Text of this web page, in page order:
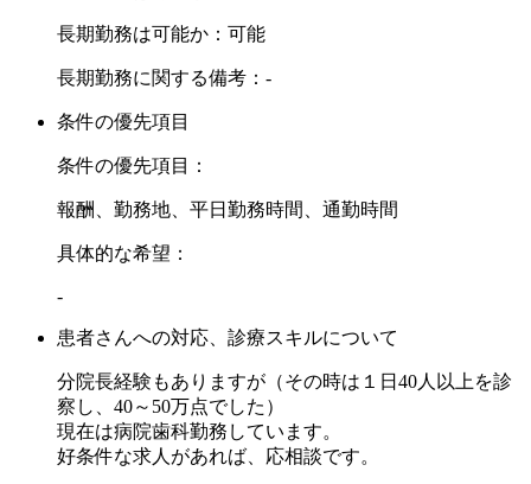
長期勤務は可能か：可能
長期勤務に関する備考：-
条件の優先項目
条件の優先項目：
報酬、勤務地、平日勤務時間、通勤時間
具体的な希望：
-
患者さんへの対応、診療スキルについて
分院長経験もありますが（その時は１日40人以上を診
察し、40～50万点でした）
現在は病院歯科勤務しています。
好条件な求人があれば、応相談です。